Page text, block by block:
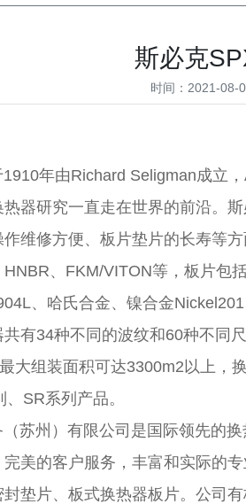
斯必克
时间：2021-
1910年由Richard Seligman成立
热器研究一直走在世界的前沿。
维修方便、板片垫片的长寿等
、FKM/VITON等，板片包
、哈氏合金、镍合金
有34种不同的波纹和60种不同
大组装面积可达3300m2以上，
SR系列产品。
州）有限公司是国际领先的换
美的客户服务，丰富和实际的
垫片、板式换热器板片。公司